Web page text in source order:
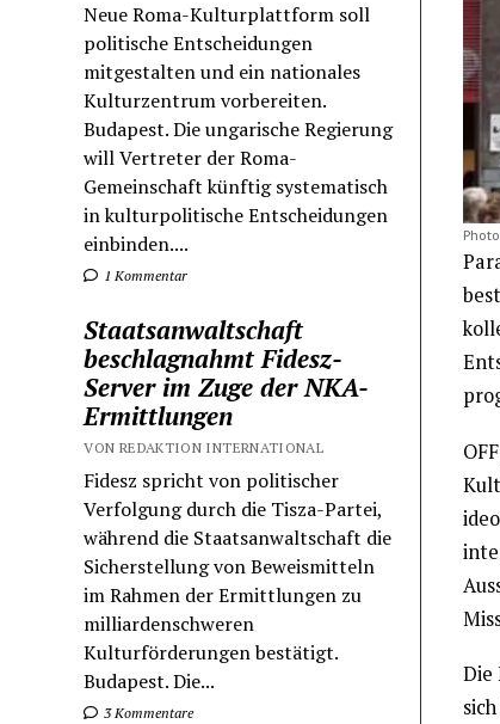
Neue Roma-Kulturplattform soll
politische Entscheidungen
mitgestalten und ein nationales
Kulturzentrum vorbereiten.
Budapest. Die ungarische Regierung
will Vertreter der Roma-
Gemeinschaft künftig systematisch
in kulturpolitische Entscheidungen
einbinden....
1 Kommentar
Staatsanwaltschaft
beschlagnahmt Fidesz-
Server im Zuge der NKA-
Ermittlungen
VON REDAKTION INTERNATIONAL
Fidesz spricht von politischer
Verfolgung durch die Tisza-Partei,
während die Staatsanwaltschaft die
Sicherstellung von Beweismitteln
im Rahmen der Ermittlungen zu
milliardenschweren
Kulturförderungen bestätigt.
Budapest. Die...
3 Kommentare
Die